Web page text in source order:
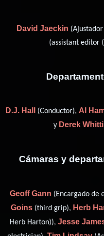
David Jaeckin
(assistant editor
D.J. Hall (Conductor), Al
y Derek
Cámaras y
Geoff Gann (Encargado de
Goins(third grip), Herb
Herb Harton)), Jesse